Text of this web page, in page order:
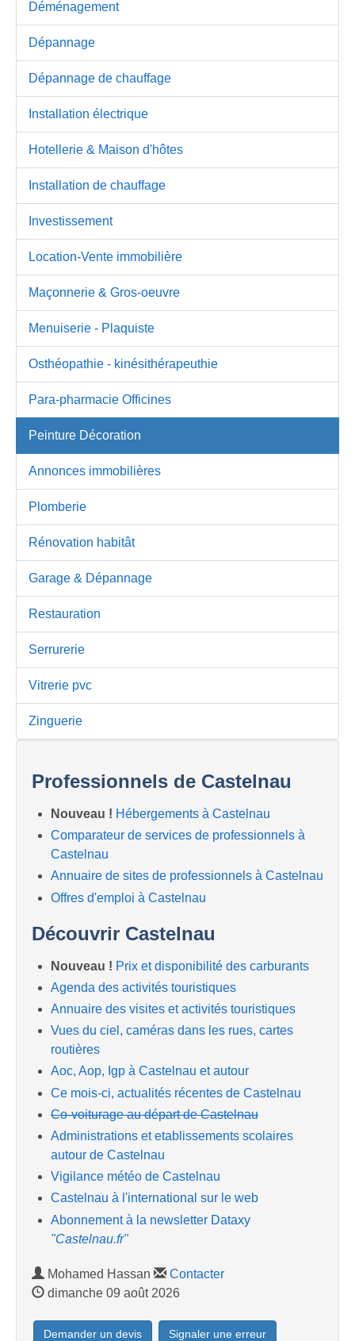
Déménagement
Dépannage
Dépannage de chauffage
Installation électrique
Hotellerie & Maison d'hôtes
Installation de chauffage
Investissement
Location-Vente immobilière
Maçonnerie & Gros-oeuvre
Menuiserie - Plaquiste
Osthéopathie - kinésithérapeuthie
Para-pharmacie Officines
Peinture Décoration
Annonces immobilières
Plomberie
Rénovation habitât
Garage & Dépannage
Restauration
Serrurerie
Vitrerie pvc
Zinguerie
Professionnels de Castelnau
Nouveau ! Hébergements à Castelnau
Comparateur de services de professionnels à
Castelnau
Annuaire de sites de professionnels à Castelnau
Offres d'emploi à Castelnau
Découvrir Castelnau
Nouveau ! Prix et disponibilité des carburants
Agenda des activités touristiques
Annuaire des visites et activités touristiques
Vues du ciel, caméras dans les rues, cartes
routières
Aoc, Aop, Igp à Castelnau et autour
Ce mois-ci, actualités récentes de Castelnau
Co-voiturage au départ de Castelnau
Administrations et etablissements scolaires
autour de Castelnau
Vigilance météo de Castelnau
Castelnau à l'international sur le web
Abonnement à la newsletter Dataxy
"Castelnau.fr"
Mohamed Hassan
Contacter
dimanche 09 août 2026
Demander un devis Signaler une erreur